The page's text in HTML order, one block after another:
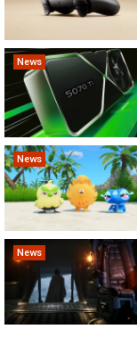
News
News
News